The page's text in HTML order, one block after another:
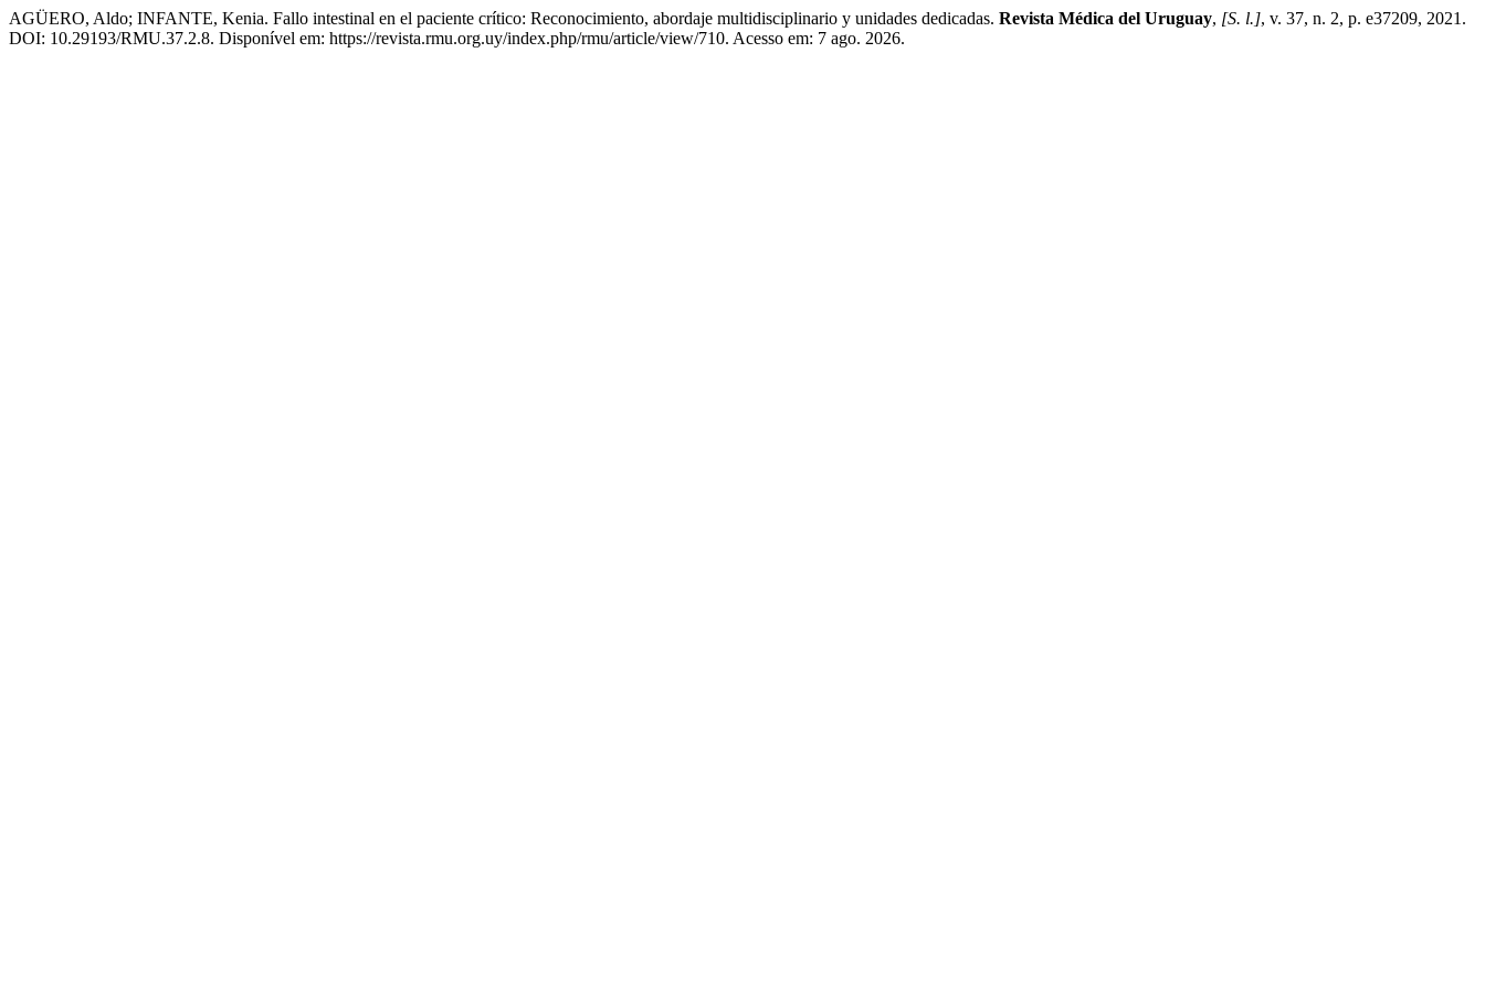
AGÜERO, Aldo; INFANTE, Kenia. Fallo intestinal en el paciente crítico: Reconocimiento, abordaje multidisciplinario y unidades dedicadas. Revista Médica del Uruguay, [S. l.], v. 37, n. 2, p. e37209, 2021.
DOI: 10.29193/RMU.37.2.8. Disponível em: https://revista.rmu.org.uy/index.php/rmu/article/view/710. Acesso em: 7 ago. 2026.